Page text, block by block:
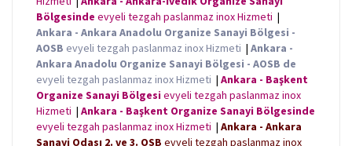
Bölgesinde evyeli tezgah paslanmaz inox Hizmeti |
Ankara - Ankara Anadolu Organize Sanayi Bölgesi -
AOSB evyeli tezgah paslanmaz inox Hizmeti | Ankara -
Ankara Anadolu Organize Sanayi Bölgesi - AOSB de
evyeli tezgah paslanmaz inox Hizmeti | Ankara - Başkent
Organize Sanayi Bölgesievyeli tezgah paslanmaz inox
Hizmeti | Ankara - Başkent Organize Sanayi Bölgesinde
evyeli tezgah paslanmaz inox Hizmeti | Ankara - Ankara
Sanayi Odası 2. ve 3. OSB evyeli tezgah paslanmaz inox